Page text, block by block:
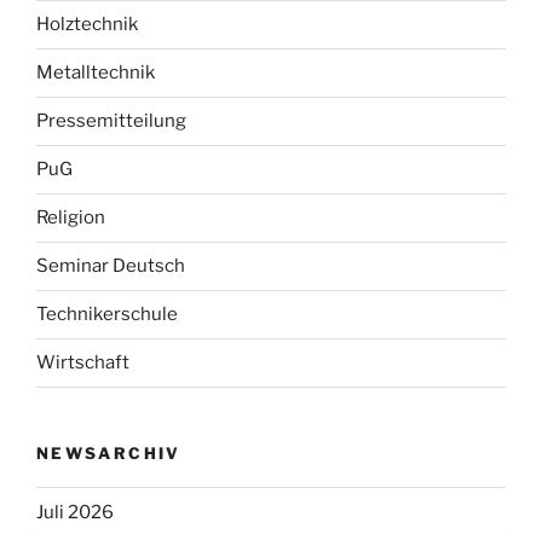
Holztechnik
Metalltechnik
Pressemitteilung
PuG
Religion
Seminar Deutsch
Technikerschule
Wirtschaft
NEWSARCHIV
Juli 2026